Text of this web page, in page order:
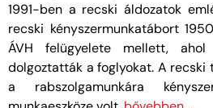
1991-ben a recski áldozatok
recski kényszermunkatábort
ÁVH felügyelete mellett,
dolgoztatták a foglyokat. A recski
a rabszolgamunkára